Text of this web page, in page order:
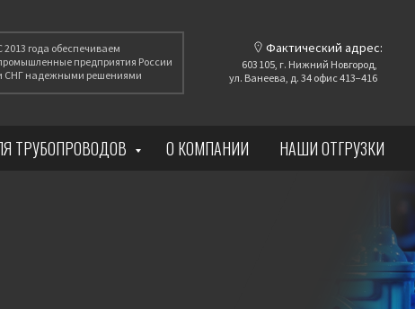
2013 года обеспечиваем
предприятия России
СНГ надежными решениями
603 105, г. Нижний Новгород,
ул. Ванеева, д. 34 офис 413−416
Фактический адрес:
ТРУБОПРОВОДОВ О КОМПАНИИ НАШИ ОТГРУЗКИ